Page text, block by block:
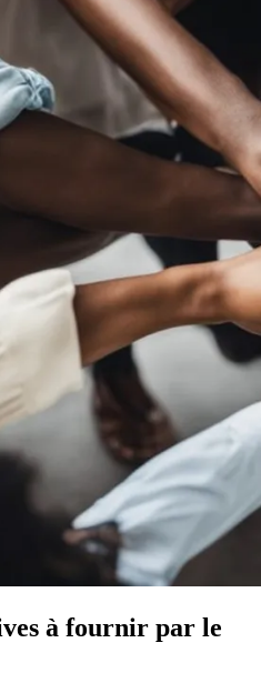
à fournir par le